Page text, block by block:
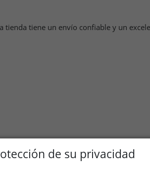
tiene un envío confiable y un
de su privacidad